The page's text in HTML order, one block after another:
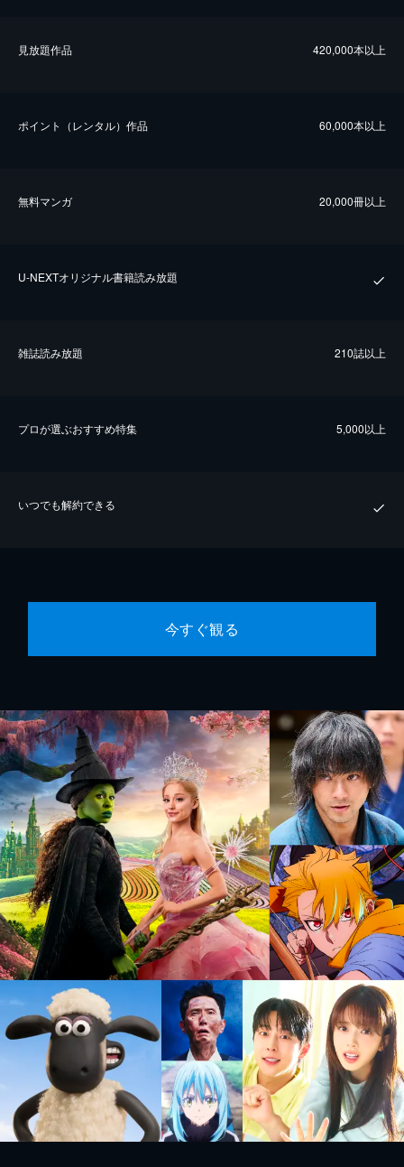
⾒放題作品 420,000本以上
ポイント（レンタル）作品 60,000本以上
無料マンガ 20,000冊以上
U-NEXTオリジナル書籍読み放題
雑誌読み放題 210誌以上
プロが選ぶおすすめ特集 5,000以上
いつでも解約できる
今すぐ観る